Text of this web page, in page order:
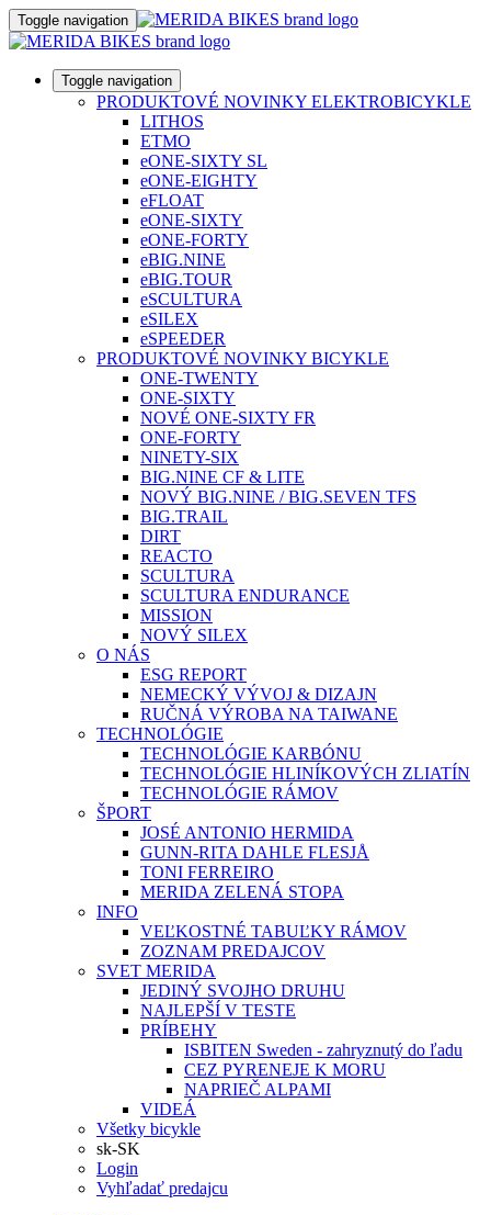
Toggle navigation
Toggle navigation
PRODUKTOVÉ NOVINKY ELEKTROBICYKLE
LITHOS
ETMO
eONE-SIXTY SL
eONE-EIGHTY
eFLOAT
eONE-SIXTY
eONE-FORTY
eBIG.NINE
eBIG.TOUR
eSCULTURA
eSILEX
eSPEEDER
PRODUKTOVÉ NOVINKY BICYKLE
ONE-TWENTY
ONE-SIXTY
NOVÉ ONE-SIXTY FR
ONE-FORTY
NINETY-SIX
BIG.NINE CF & LITE
NOVÝ BIG.NINE / BIG.SEVEN TFS
BIG.TRAIL
DIRT
REACTO
SCULTURA
SCULTURA ENDURANCE
MISSION
NOVÝ SILEX
O NÁS
ESG REPORT
NEMECKÝ VÝVOJ & DIZAJN
RUČNÁ VÝROBA NA TAIWANE
TECHNOLÓGIE
TECHNOLÓGIE KARBÓNU
TECHNOLÓGIE HLINÍKOVÝCH ZLIATÍN
TECHNOLÓGIE RÁMOV
ŠPORT
JOSÉ ANTONIO HERMIDA
GUNN-RITA DAHLE FLESJÅ
TONI FERREIRO
MERIDA ZELENÁ STOPA
INFO
VEĽKOSTNÉ TABUĽKY RÁMOV
ZOZNAM PREDAJCOV
SVET MERIDA
JEDINÝ SVOJHO DRUHU
NAJLEPŠÍ V TESTE
PRÍBEHY
ISBITEN Sweden - zahryznutý do ľadu
CEZ PYRENEJE K MORU
NAPRIEČ ALPAMI
VIDEÁ
Všetky bicykle
sk-SK
Login
Vyhľadať predajcu